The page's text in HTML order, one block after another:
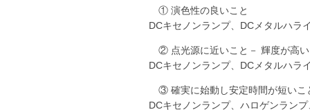
① 演色性の良いこと
DCキセノンランプ、DCメタルハラ
② 点光源に近いこと－ 輝度が高
DCキセノンランプ、DCメタルハラ
③ 確実に始動し安定時間が短いこ
DCキセノンランプ、ハロゲンラン